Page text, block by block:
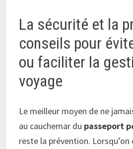
La sécurité et la
conseils pour
ou faciliter la
voyage
Le meilleur moyen de ne
au cauchemar du passeport
reste la prévention.